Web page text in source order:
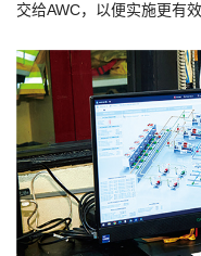
交给AWC，以便实施更有